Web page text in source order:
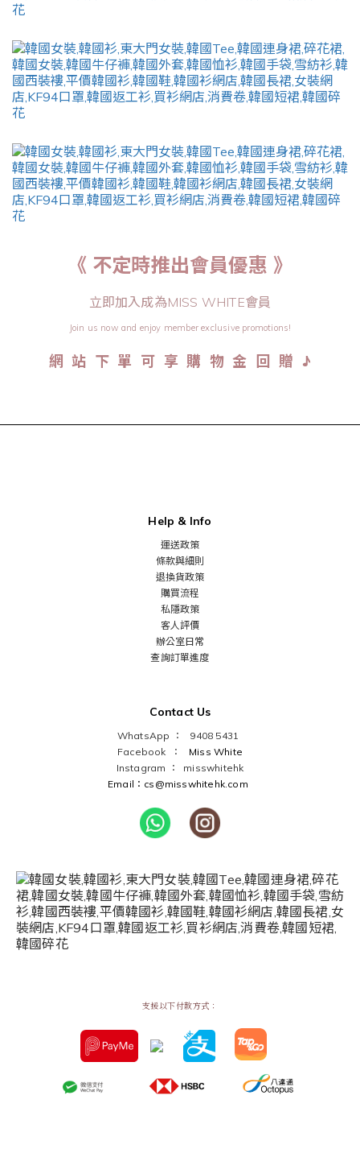
《 不定時推出會員優惠 》
立即加入成為MISS WHITE會員
Join us now and enjoy member exclusive promotions!
網 站 下 單 可 享 購 物 金 回 贈 ♪
Help & Info
運送政策
條款與細則
退換貨政策
購買流程
私隱政策
客人評價
辦公室日常
查詢訂單進度
Contact Us
WhatsApp ： 9408 5431
Facebook ： Miss White
Instagram ： misswhitehk
Email：cs@misswhitehk.com
支援以下付款方式：